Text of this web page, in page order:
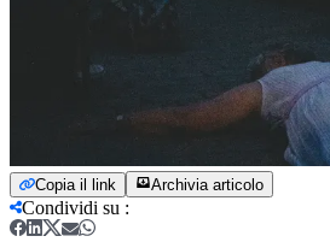
Copia il link Archivia articolo
Condividi su :